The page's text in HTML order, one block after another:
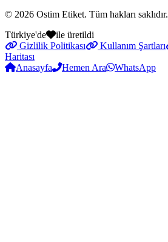
© 2026 Ostim Etiket. Tüm hakları saklıdır.
Türkiye'de
ile üretildi
Gizlilik Politikası
Kullanım Şartları
Haritası
Anasayfa
Hemen Ara WhatsApp